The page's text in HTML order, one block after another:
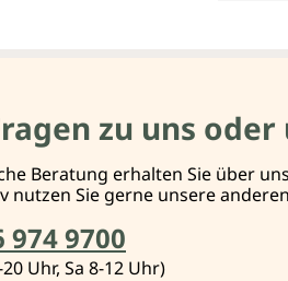
zu uns
Beratung erhalten Sie über
nutzen Sie gerne unsere anderen
974 9700
Uhr, Sa 8-12 Uhr)